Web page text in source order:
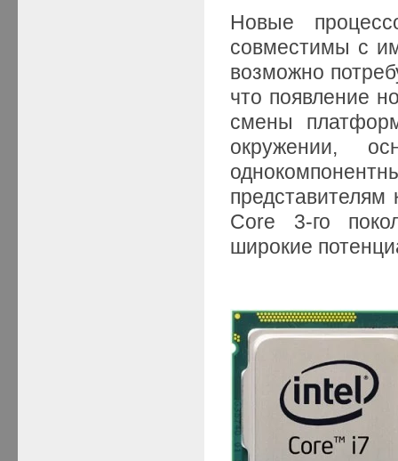
Новые
совместимы с
возможно
что появление
смены
окружении,
представителям
Core 3-го
широкие